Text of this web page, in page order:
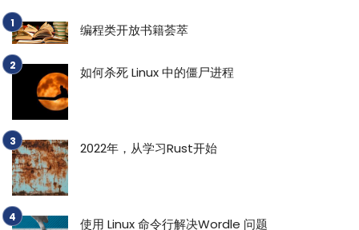
编程类开放书籍荟萃
如何杀死 Linux 中的僵尸进程
2022年，从学习Rust开始
使用 Linux 命令行解决Wordle 问题